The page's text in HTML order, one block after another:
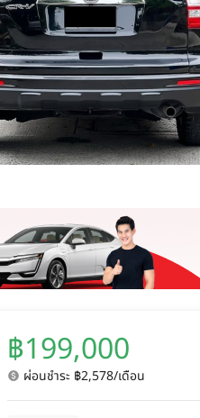
฿199,000
ผ่อนชำระ ฿2,578/เดือน